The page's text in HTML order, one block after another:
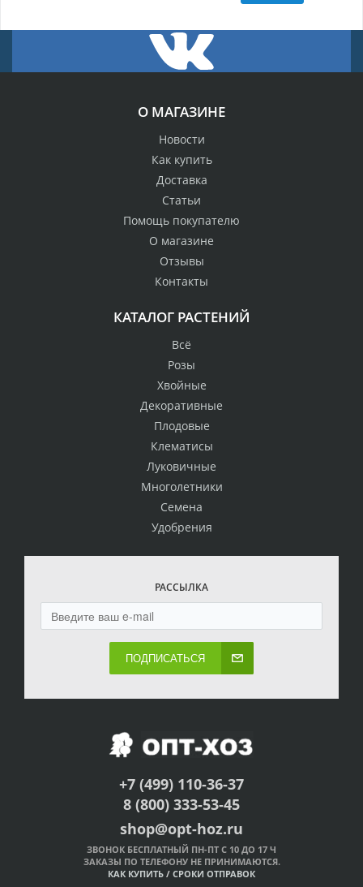
О МАГАЗИНЕ
Новости
Как купить
Доставка
Статьи
Помощь покупателю
О магазине
Отзывы
Контакты
КАТАЛОГ РАСТЕНИЙ
Всё
Розы
Хвойные
Декоративные
Плодовые
Клематисы
Луковичные
Многолетники
Семена
Удобрения
РАССЫЛКА
ПОДПИСАТЬСЯ
+7 (499) 110-36-37
8 (800) 333-53-45
shop@opt-hoz.ru
ЗВОНОК БЕСПЛАТНЫЙ ПН-ПТ С 10 ДО 17 Ч
ЗАКАЗЫ ПО ТЕЛЕФОНУ НЕ ПРИНИМАЮТСЯ.
КАК КУПИТЬ / СРОКИ ОТПРАВОК